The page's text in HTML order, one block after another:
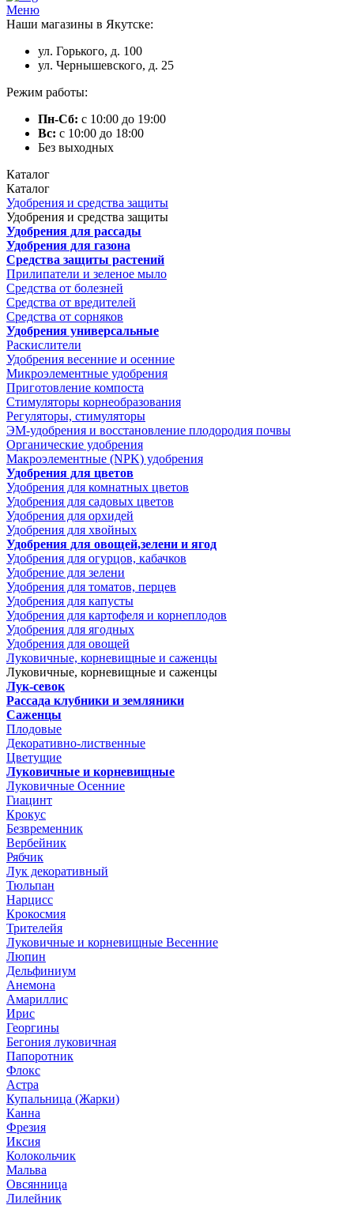
Меню
Наши магазины в Якутске:
ул. Горького, д. 100
ул. Чернышевского, д. 25
Режим работы:
Пн-Сб: с 10:00 до 19:00
Вс: с 10:00 до 18:00
Без выходных
Каталог
Каталог
Удобрения и средства защиты
Удобрения и средства защиты
Удобрения для рассады
Удобрения для газона
Средства защиты растений
Прилипатели и зеленое мыло
Средства от болезней
Средства от вредителей
Средства от сорняков
Удобрения универсальные
Раскислители
Удобрения весенние и осенние
Микроэлементные удобрения
Приготовление компоста
Стимуляторы корнеобразования
Регуляторы, стимуляторы
ЭМ-удобрения и восстановление плодородия почвы
Органические удобрения
Макроэлементные (NPK) удобрения
Удобрения для цветов
Удобрения для комнатных цветов
Удобрения для садовых цветов
Удобрения для орхидей
Удобрения для хвойных
Удобрения для овощей,зелени и ягод
Удобрения для огурцов, кабачков
Удобрение для зелени
Удобрения для томатов, перцев
Удобрения для капусты
Удобрения для картофеля и корнеплодов
Удобрения для ягодных
Удобрения для овощей
Луковичные, корневищные и саженцы
Луковичные, корневищные и саженцы
Лук-севок
Рассада клубники и земляники
Саженцы
Плодовые
Декоративно-лиственные
Цветущие
Луковичные и корневищные
Луковичные Осенние
Гиацинт
Крокус
Безвременник
Вербейник
Рябчик
Лук декоративный
Тюльпан
Нарцисс
Крокосмия
Трителейя
Луковичные и корневищные Весенние
Люпин
Дельфиниум
Анемона
Амариллис
Ирис
Георгины
Бегония луковичная
Папоротник
Флокс
Астра
Купальница (Жарки)
Канна
Фрезия
Иксия
Колокольчик
Мальва
Овсянница
Лилейник